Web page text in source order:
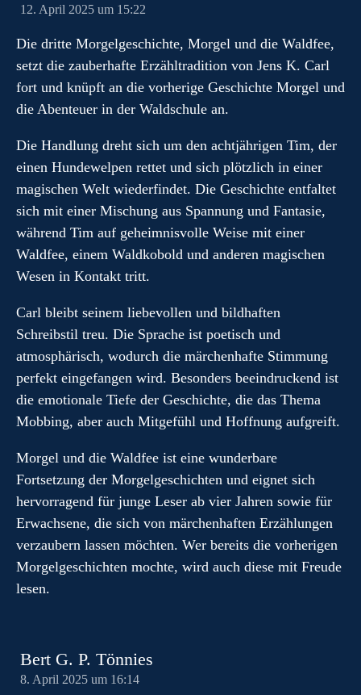
12. April 2025 um 15:22
Die dritte Morgelgeschichte, Morgel und die Waldfee,
setzt die zauberhafte Erzähltradition von Jens K. Carl
fort und knüpft an die vorherige Geschichte Morgel und
die Abenteuer in der Waldschule an.
Die Handlung dreht sich um den achtjährigen Tim, der
einen Hundewelpen rettet und sich plötzlich in einer
magischen Welt wiederfindet. Die Geschichte entfaltet
sich mit einer Mischung aus Spannung und Fantasie,
während Tim auf geheimnisvolle Weise mit einer
Waldfee, einem Waldkobold und anderen magischen
Wesen in Kontakt tritt.
Carl bleibt seinem liebevollen und bildhaften
Schreibstil treu. Die Sprache ist poetisch und
atmosphärisch, wodurch die märchenhafte Stimmung
perfekt eingefangen wird. Besonders beeindruckend ist
die emotionale Tiefe der Geschichte, die das Thema
Mobbing, aber auch Mitgefühl und Hoffnung aufgreift.
Morgel und die Waldfee ist eine wunderbare
Fortsetzung der Morgelgeschichten und eignet sich
hervorragend für junge Leser ab vier Jahren sowie für
Erwachsene, die sich von märchenhaften Erzählungen
verzaubern lassen möchten. Wer bereits die vorherigen
Morgelgeschichten mochte, wird auch diese mit Freude
lesen.
Bert G. P. Tönnies
8. April 2025 um 16:14